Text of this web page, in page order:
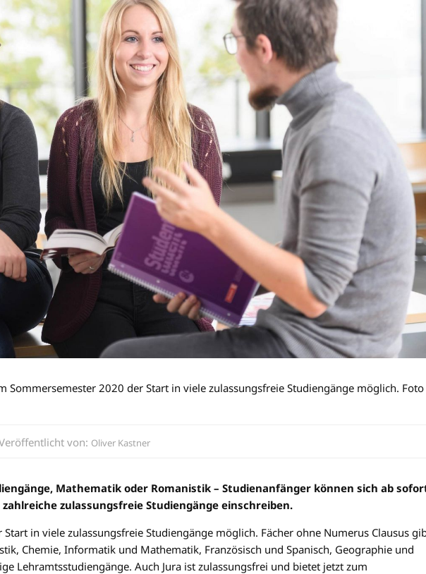
Sommersemester 2020 der Start in viele zulassungsfreie Studiengänge möglich. Foto
von: Oliver Kastner
Mathematik oder Romanistik – Studienanfänger können sich ab
zulassungsfreie Studiengänge einschreiben.
in viele zulassungsfreie Studiengänge möglich. Fächer ohne Numerus Clausus
Chemie, Informatik und Mathematik, Französisch und Spanisch, Geographie und
Lehramtsstudiengänge. Auch Jura ist zulassungsfrei und bietet jetzt zum